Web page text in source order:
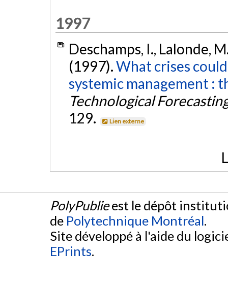
1997
Deschamps, I., Lalonde,
(1997).What crises
systemic management :
Technological
129.
Lien externe
PolyPublieest le dépôt
de Polytechnique Montréal.
Site développé à l'aide du
EPrints.